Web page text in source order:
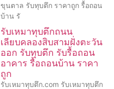
ขุนตาล รับทุบตึก ราคาถูก รื้อถอน
บ้าน รั
รับเหมาทุบตึกถนน
เลียบคลองสิบสามฝั่งตะวัน
ออก รับทุบตึก รับรื้อถอน
อาคาร รื้อถอนบ้าน ราคา
ถูก
รับเหมาทุบตึก.com รับเหมาทุบตึก